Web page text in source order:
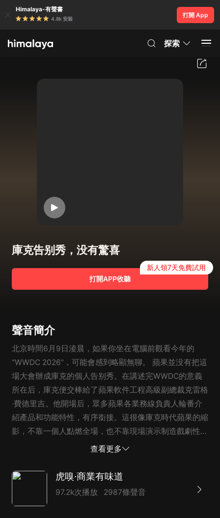
Himalaya-有聲書
4.8k 安裝
打開 App
探索
庫克告别秀，没有驚喜
打開APP收聽
新人領7天免費試用
聲音簡介
北京時間6月9日淩晨，如果你坐在電腦前觀看今年的
“WWDC 2026”，可能會感到略顯無聊。 蘋果並没有把這
場大會辦成庫克的個人告别秀。在講述完WWDC的意義
所在后，庫克便交棒給了蘋果軟件工程高級副總裁克雷格
·費德里吉。他開場后，眾多蘋果各業務線負責人輪番介
紹產品和功能特性，有序銜接。這很像庫克時代蘋果的縮
影，不靠一個人點燃全場，也不靠現場演示制造戲劇性，
而是靠一套成熟的機制穩定運轉。 拋開蘋果的敘事框
入Google的Gemini技術，補上大模型能力； ● Siri被重
做，目標是從語音助手變成系統級AI Agent； ● 蘋果繼
查看更多
虎嗅·商業有味道
97.2k次播放 2987條聲音